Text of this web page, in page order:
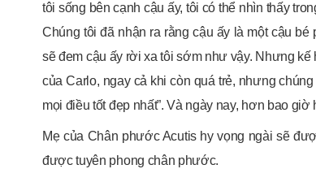
tôi sống bên cạnh cậu ấy, tôi có thể nhìn thấy
Chúng tôi đã nhận ra rằng cậu ấy là một cậu
sẽ đem cậu ấy rời xa tôi sớm như vậy. Nhưng
của Carlo, ngay cả khi còn quá trẻ, nhưng
mọi điều tốt đẹp nhất”. Và ngày nay, hơn bao
Mẹ của Chân phước Acutis hy vọng ngài sẽ
được tuyên phong chân phước.